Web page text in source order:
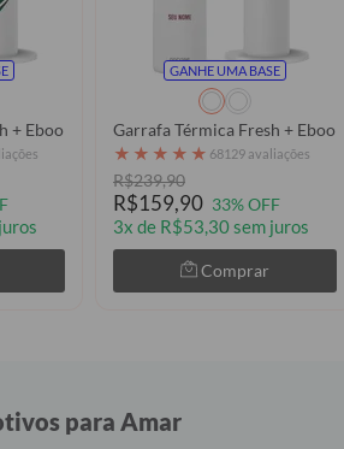
+ Ebook - Fluminense - Uniforme 2 2024
GANHE UMA BASE
Garrafa Térmica Fresh +
★ ★ ★ ★ ★ 68129 avaliações
R$239,90
R$159,90 33% OFF
3x de R$53,30 sem juros
Comprar
para Amar